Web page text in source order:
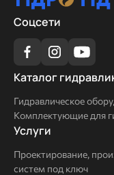
Соцсети
Каталог
Каталог
Гидравлическое
Комплектующие для
Услуги
Услуги
Проектирование,
систем под ключ